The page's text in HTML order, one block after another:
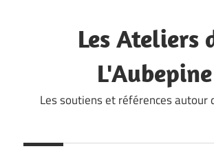
Les Ateliers
L'Aubepine
Les soutiens et références autour